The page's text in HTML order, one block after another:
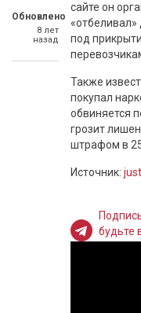
Обновлено
8 лет
назад
сайте он
«отбеливал»
под
Также
покупал
обвиняется
грозит
штрафом в
Источник:
будьте